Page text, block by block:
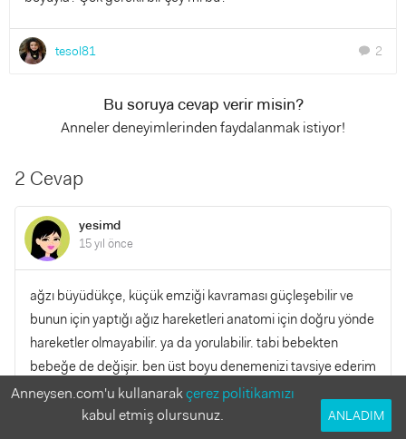
tesol81 chat 2
Bu soruya cevap verir misin?
Anneler deneyimlerinden faydalanmak istiyor!
2 Cevap
yesimd
15 yıl önce
ağzı büyüdükçe, küçük emziği kavraması güçleşebilir ve
bunun için yaptığı ağız hareketleri anatomi için doğru yönde
hareketler olmayabilir. ya da yorulabilir. tabi bebekten
bebeğe de değişir. ben üst boyu denemenizi tavsiye ederim
YANITLA
0
Anneysen.com'u kullanarakçerez politikamızı
kabul etmiş olursunuz.
ANLADIM